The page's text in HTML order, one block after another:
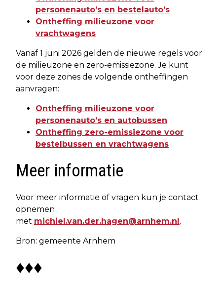
personenauto’s en bestelauto’s
Ontheffing milieuzone voor
vrachtwagens
Vanaf 1 juni 2026 gelden de nieuwe regels voor
de milieuzone en zero-emissiezone. Je kunt
voor deze zones de volgende ontheffingen
aanvragen:
Ontheffing milieuzone voor
personenauto’s en autobussen
Ontheffing zero-emissiezone voor
bestelbussen en vrachtwagens
Meer informatie
Voor meer informatie of vragen kun je contact
opnemen
met michiel.van.der.hagen@arnhem.nl .
Bron: gemeente Arnhem
♦♦♦